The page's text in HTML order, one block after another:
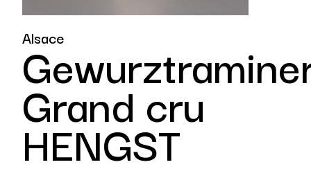
Alsace
Grand cru
HENGST